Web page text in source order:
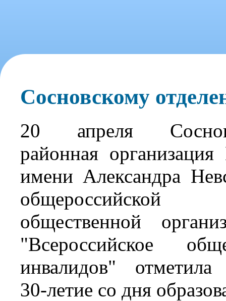
Сосновскому
20 апреля
районная
имени Александра
общероссийской
общественной
"Всероссийское
инвалидов" отметила
30-летие со дня